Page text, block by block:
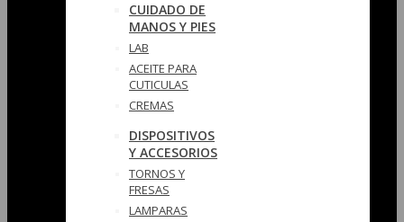
CUIDADO DE
MANOS Y PIES
LAB
ACEITE PARA
CUTICULAS
CREMAS
DISPOSITIVOS
Y ACCESORIOS
TORNOS Y
FRESAS
LAMPARAS